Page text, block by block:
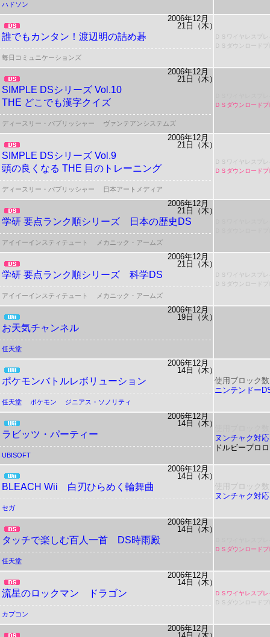
ハドソン
2006年12月
21日（木）
誰でもカンタン！渡辺明の詰め碁
ＤＳワイヤレスプ
ＤＳダウンロード
毎日コミュニケーションズ
2006年12月
21日（木）
SIMPLE DSシリーズ Vol.10
THE どこでも漢字クイズ
ＤＳダウンロード
ディースリー・パブリッシャー ヴァンテアンシステムズ
2006年12月
21日（木）
SIMPLE DSシリーズ Vol.9
頭の良くなる THE 目のトレーニング
ＤＳワイヤレスプ
ＤＳダウンロード
ディースリー・パブリッシャー 日本アートメディア
2006年12月
21日（木）
学研 要点ランク順シリーズ 日本の歴史DS
アイイーインスティテュート
メカニック・アームズ
2006年12月
21日（木）
学研 要点ランク順シリーズ 科学DS
ＤＳワイヤレスプ
ＤＳダウンロード
アイイーインスティテュート
メカニック・アームズ
2006年12月
19日（火）
お天気チャンネル
任天堂
2006年12月
14日（木）
ポケモンバトルレボリューション
使用ブロック
ニンテンドー
任天堂 ポケモン ジニアス・ソノリティ
2006年12月
14日（木）
ラビッツ・パーティー
ヌンチャク対応
ドルビープロ
UBISOFT
2006年12月
14日（木）
BLEACH Wii 白刃ひらめく輪舞曲
使用ブロック
ヌンチャク対応
セガ
2006年12月
14日（木）
タッチで楽しむ百人一首 DS時雨殿
ＤＳダウンロード
任天堂
2006年12月
14日（木）
流星のロックマン ドラゴン
ＤＳワイヤレスプ
ＤＳダウンロード
カプコン
2006年12月